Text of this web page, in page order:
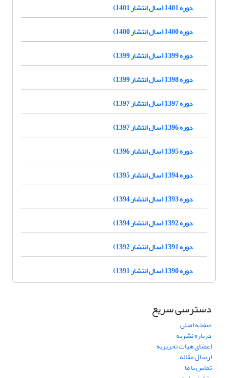
دوره 1401 (سال انتشار 1401)
دوره 1400 (سال انتشار 1400)
دوره 1399 (سال انتشار 1399)
دوره 1398 (سال انتشار 1399)
دوره 1397 (سال انتشار 1397)
دوره 1396 (سال انتشار 1397)
دوره 1395 (سال انتشار 1396)
دوره 1394 (سال انتشار 1395)
دوره 1393 (سال انتشار 1394)
دوره 1392 (سال انتشار 1394)
دوره 1391 (سال انتشار 1392)
دوره 1390 (سال انتشار 1391)
دسترسی سریع
صفحه اصلی
درباره نشریه
اعضای هیات تحریریه
ارسال مقاله
تماس با ما